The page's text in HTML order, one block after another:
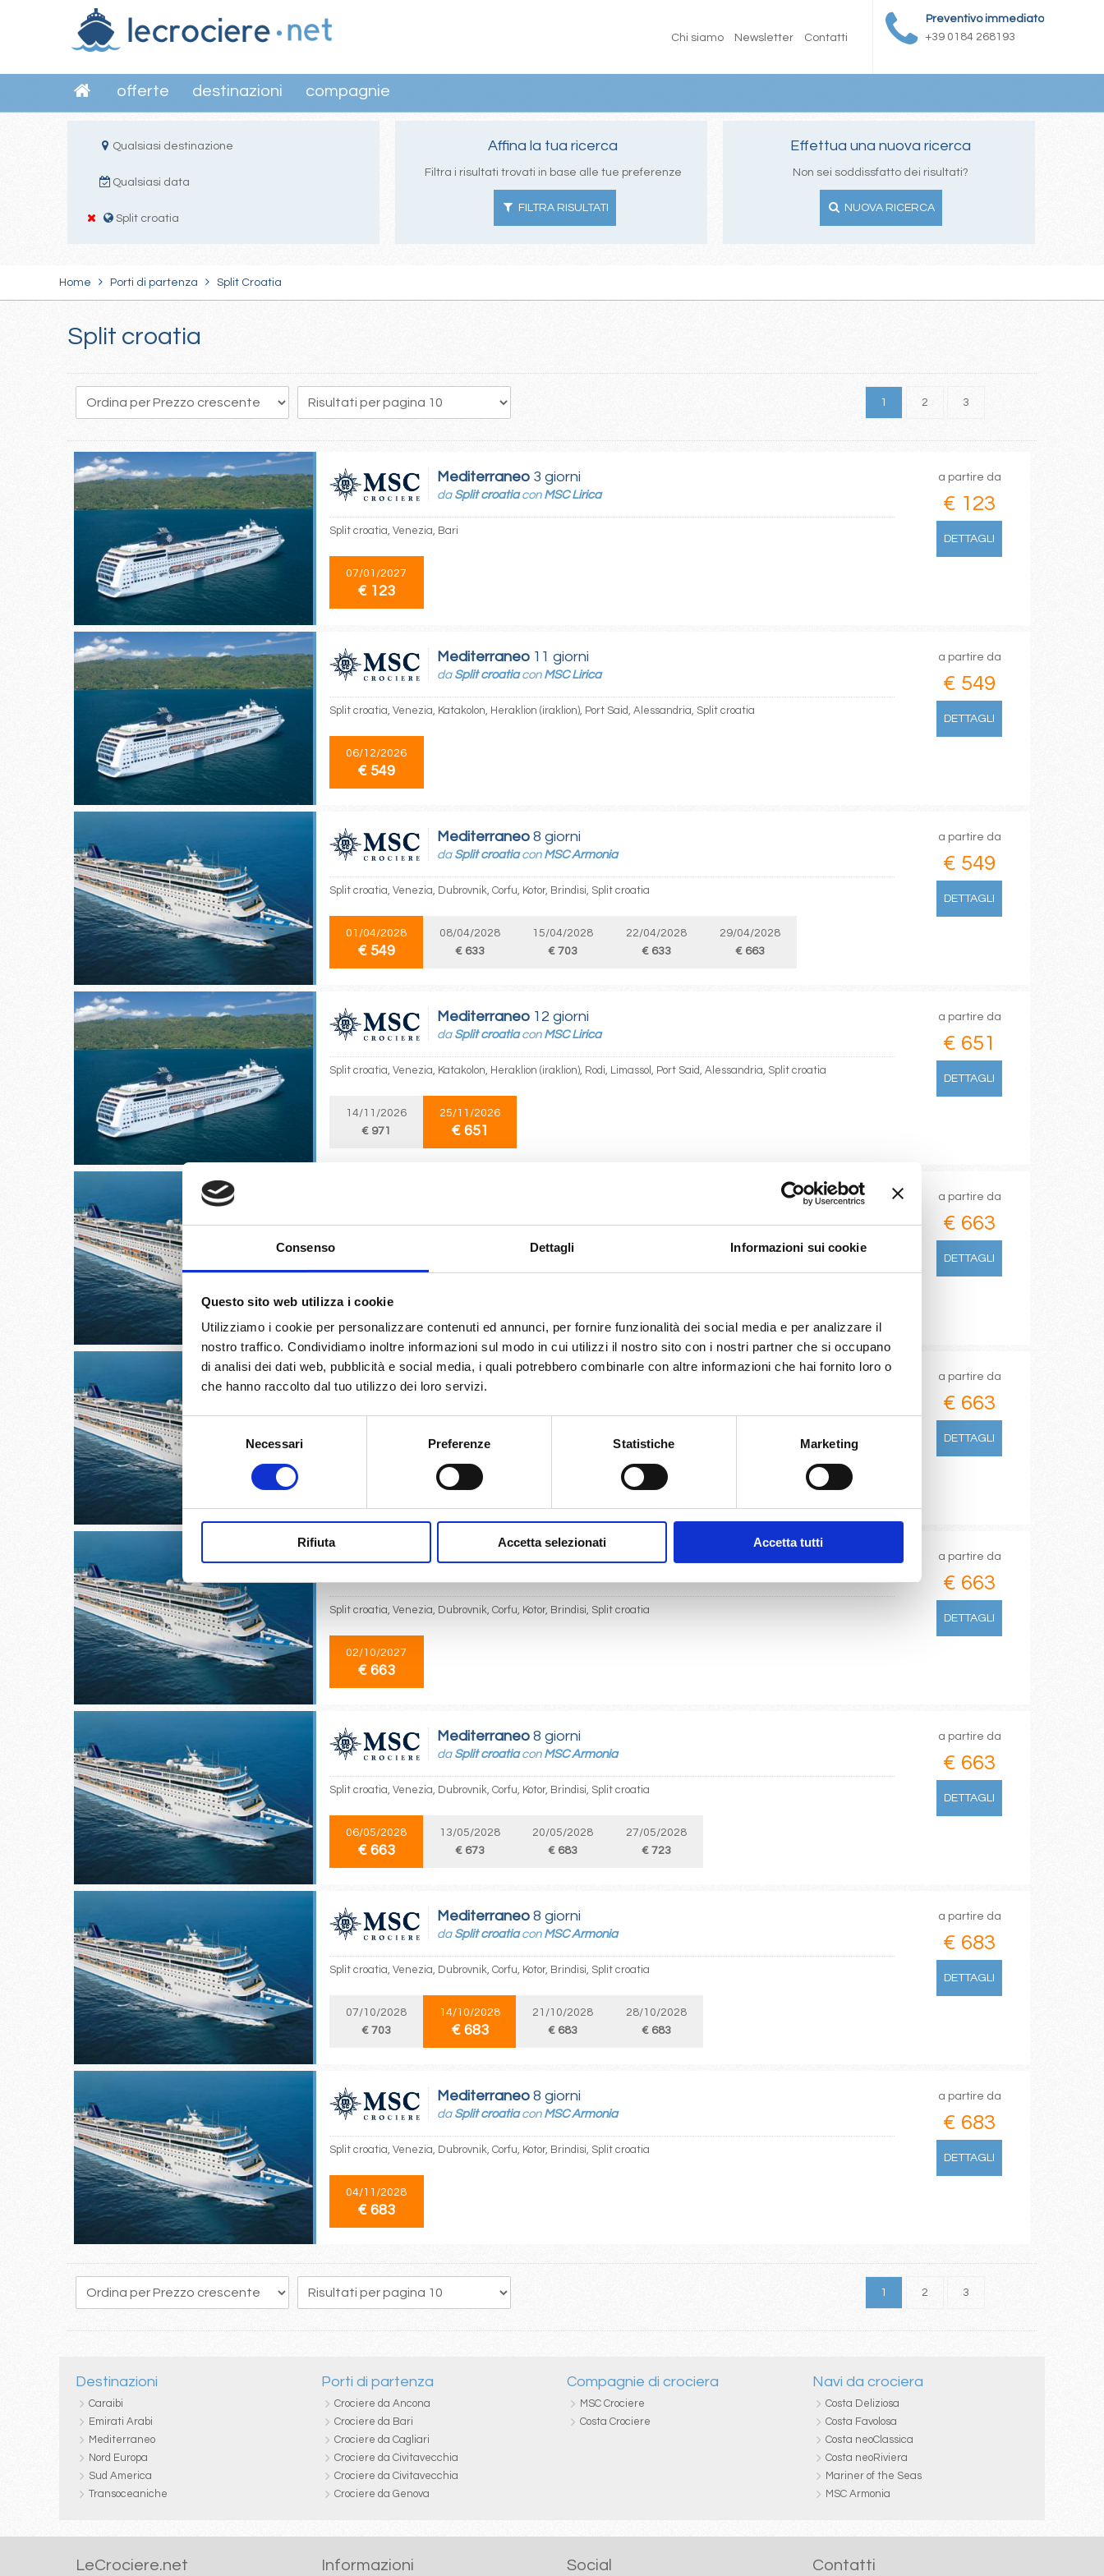
Consenso Dettagli Informazioni sui cookie
Questo sito web utilizza i cookie
Utilizziamo i cookie per personalizzare contenuti ed annunci, per fornire funzionalità dei social media e per analizzare il
nostro traffico. Condividiamo inoltre informazioni sul modo in cui utilizzi il nostro sito con i nostri partner che si occupano
di analisi dei dati web, pubblicità e social media, i quali potrebbero combinarle con altre informazioni che hai fornito loro o
che hanno raccolto dal tuo utilizzo dei loro servizi.
Selezione
del
consenso
Necessari Preferenze Statistiche Marketing
Rifiuta Accetta selezionati Accetta tutti
Preventivo immediato
+39 0184 268193
Chi siamo Newsletter Contatti
offerte destinazioni compagnie
Qualsiasi destinazione
Qualsiasi data
Split croatia
Affina la tua ricerca
Filtra i risultati trovati in base alle tue preferenze
FILTRA RISULTATI
Effettua una nuova ricerca
Non sei soddissfatto dei risultati?
NUOVA RICERCA
Home Porti di partenza Split Croatia
Split croatia
1 2 3
Mediterraneo 3 giorni
da Split croatiacon MSC Lirica
Split croatia, Venezia, Bari
07/01/2027
€ 123
a partire da
€ 123
DETTAGLI
Mediterraneo 11 giorni
da Split croatiacon MSC Lirica
Split croatia, Venezia, Katakolon, Heraklion (iraklion), Port Said, Alessandria, Split croatia
06/12/2026
€ 549
a partire da
€ 549
DETTAGLI
Mediterraneo 8 giorni
da Split croatiacon MSC Armonia
Split croatia, Venezia, Dubrovnik, Corfu, Kotor, Brindisi, Split croatia
01/04/2028
€ 549
08/04/2028
€ 633
15/04/2028
€ 703
22/04/2028
€ 633
29/04/2028
€ 663
a partire da
€ 549
DETTAGLI
Mediterraneo 12 giorni
da Split croatiacon MSC Lirica
Split croatia, Venezia, Katakolon, Heraklion (iraklion), Rodi, Limassol, Port Said, Alessandria, Split croatia
14/11/2026
€ 971
25/11/2026
€ 651
a partire da
€ 651
DETTAGLI
Split croatia, Venezia, Dubrovnik, Corfu, Kotor, Brindisi, Split croatia
€ 663
a partire da
€ 663
DETTAGLI
Mediterraneo8 giorni
da Split croatia
08/05/2027
€ 663
22/05/2027
€ 663
a partire da
€ 663
DETTAGLI
Mediterraneo
Split croatia, Venezia, Dubrovnik, Corfu, Kotor, Brindisi, Split croatia
02/10/2027
€ 663
a partire da
€ 663
DETTAGLI
Mediterraneo 8 giorni
da Split croatiacon MSC Armonia
Split croatia, Venezia, Dubrovnik, Corfu, Kotor, Brindisi, Split croatia
06/05/2028
€ 663
13/05/2028
€ 673
20/05/2028
€ 683
27/05/2028
€ 723
a partire da
€ 663
DETTAGLI
Mediterraneo 8 giorni
da Split croatiacon MSC Armonia
Split croatia, Venezia, Dubrovnik, Corfu, Kotor, Brindisi, Split croatia
07/10/2028
€ 703
14/10/2028
€ 683
21/10/2028
€ 683
28/10/2028
€ 683
a partire da
€ 683
DETTAGLI
Mediterraneo 8 giorni
da Split croatiacon MSC Armonia
Split croatia, Venezia, Dubrovnik, Corfu, Kotor, Brindisi, Split croatia
04/11/2028
€ 683
a partire da
€ 683
DETTAGLI
1 2 3
Destinazioni
Caraibi
Emirati Arabi
Mediterraneo
Nord Europa
Sud America
Transoceaniche
Porti di partenza
Crociere da Ancona
Crociere da Bari
Crociere da Cagliari
Crociere da Civitavecchia
Crociere da Civitavecchia
Crociere da Genova
Compagnie di crociera
MSC Crociere
Costa Crociere
Navi da crociera
Costa Deliziosa
Costa Favolosa
Costa neoClassica
Costa neoRiviera
Mariner of the Seas
MSC Armonia
LeCrociere.net Informazioni Social Contatti